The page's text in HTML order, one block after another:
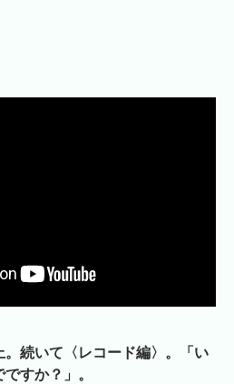
。続いて〈レコード編〉。「い
すか？」。